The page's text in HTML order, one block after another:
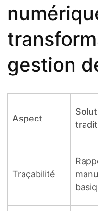
gestion
Aspect
Traçabilité